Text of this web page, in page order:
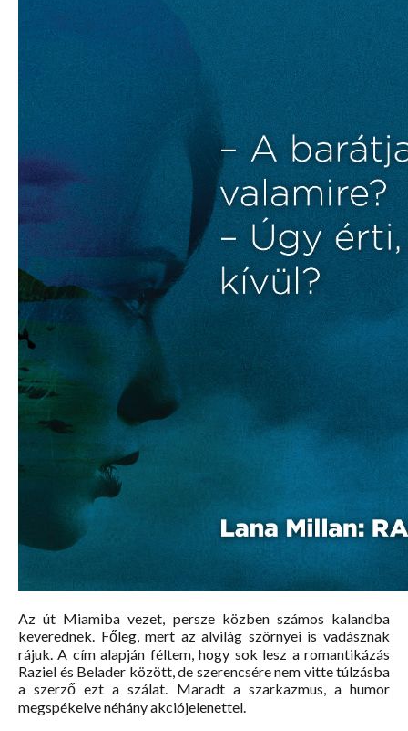
Az út Miamiba vezet, persze közben számos kalandba
keverednek. Főleg, mert az alvilág szörnyei is vadásznak
rájuk. A cím alapján féltem, hogy sok lesz a romantikázás
Raziel és Belader között, de szerencsére nem vitte túlzásba
a szerző ezt a szálat. Maradt a szarkazmus, a humor
megspékelve néhány akciójelenettel.